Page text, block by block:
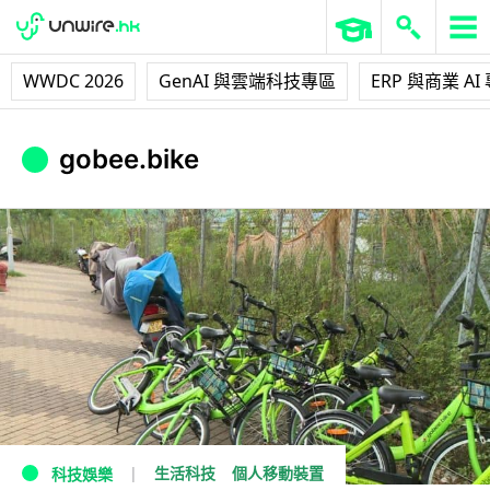
WWDC 2026 GenAI 與雲端科技專區 ERP 與商業 AI
gobee.bike
科技娛樂 生活科技 個人移動裝置